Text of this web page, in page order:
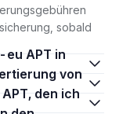
sobald